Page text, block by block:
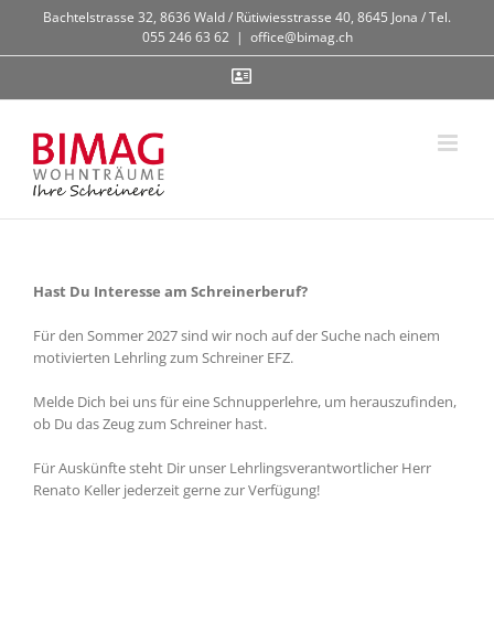
springen
Bachtelstrasse 32, 8636 Wald / Rütiwiesstrasse 40, 8645 Jona / Tel.
055 246 63 62 | office@bimag.ch
Contact
Hast Du Interesse am Schreinerberuf?
Für den Sommer 2027 sind wir noch auf der Suche nach einem
motivierten Lehrling zum Schreiner EFZ.
Melde Dich bei uns für eine Schnupperlehre, um herauszufinden,
ob Du das Zeug zum Schreiner hast.
Für Auskünfte steht Dir unser Lehrlingsverantwortlicher Herr
Renato Keller jederzeit gerne zur Verfügung!